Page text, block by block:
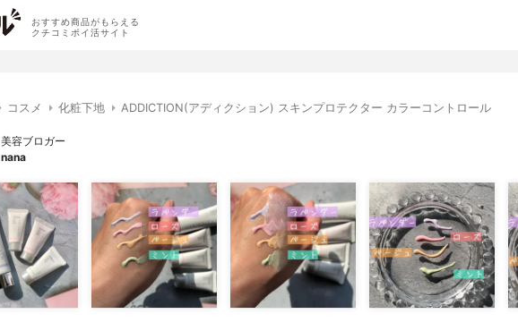
おすすめ商品がもらえる
クチコミポイ活サイト
コスメ 化粧下地 ADDICTION(アディクション) スキンプロテクター カラーコントロール
美容ブロガー
nana